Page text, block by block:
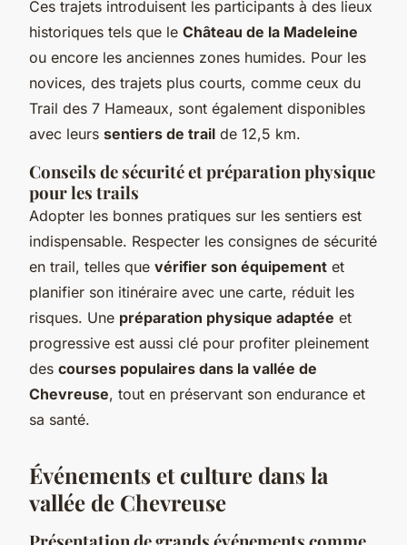
Ces trajets introduisent les participants à des lieux
historiques tels que le Château de la Madeleine
ou encore les anciennes zones humides. Pour les
novices, des trajets plus courts, comme ceux du
Trail des 7 Hameaux, sont également disponibles
avec leurs sentiers de trail de 12,5 km.
Conseils de sécurité et préparation physique
pour les trails
Adopter les bonnes pratiques sur les sentiers est
indispensable. Respecter les consignes de sécurité
en trail, telles que vérifier son équipement et
planifier son itinéraire avec une carte, réduit les
risques. Une préparation physique adaptée et
progressive est aussi clé pour profiter pleinement
des courses populaires dans la vallée de
Chevreuse, tout en préservant son endurance et
sa santé.
Événements et culture dans la
vallée de Chevreuse